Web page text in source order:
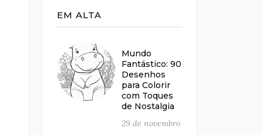
EM ALTA
Mundo
Fantástico: 90
Desenhos
para Colorir
com Toques
de Nostalgia
29 de novembro